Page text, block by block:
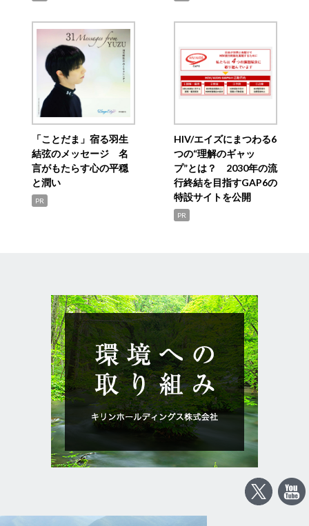
「ことだま」宿る羽生
結弦のメッセージ 名
言がもたらす心の平穏
と潤い
PR
HIV/エイズにまつわる6
つの“理解のギャッ
プ”とは？ 2030年の流
行終結を目指すGAP6の
特設サイトを公開
PR